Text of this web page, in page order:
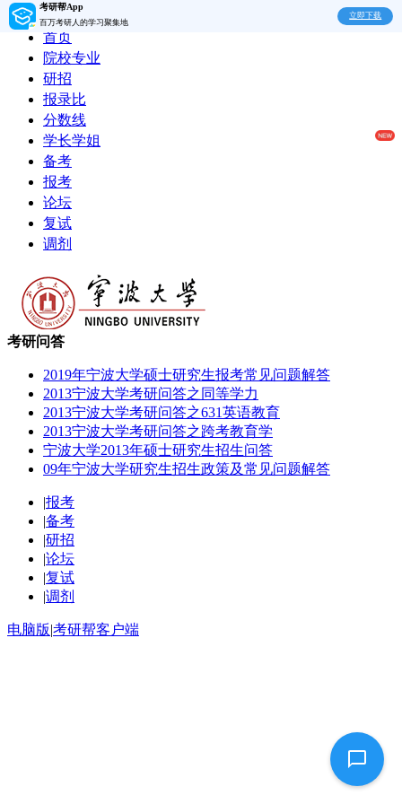
考研帮App
百万考研人的学习聚集地
立即下载
首页
院校专业
研招
报录比
分数线
学长学姐
备考
报考
论坛
复试
调剂
考研问答
2019年宁波大学硕士研究生报考常见问题解答
2013宁波大学考研问答之同等学力
2013宁波大学考研问答之631英语教育
2013宁波大学考研问答之跨考教育学
宁波大学2013年硕士研究生招生问答
09年宁波大学研究生招生政策及常见问题解答
|报考
|备考
|研招
|论坛
|复试
|调剂
电脑版|考研帮客户端